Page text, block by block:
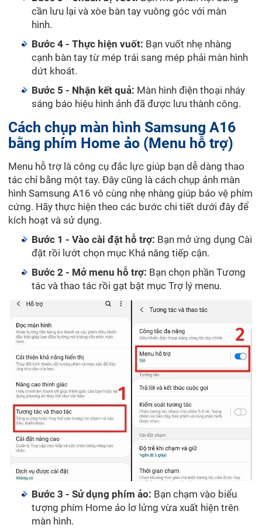
cần lưu lại và xòe bàn tay vuông góc với màn
hình.
Bước 4 - Thực hiện vuốt: Bạn vuốt nhẹ nhàng
cạnh bàn tay từ mép trái sang mép phải màn hình
dứt khoát.
Bước 5 - Nhận kết quả: Màn hình điện thoại nháy
sáng báo hiệu hình ảnh đã được lưu thành công.
Cách chụp màn hình Samsung A16
bằng phím Home ảo (Menu hỗ trợ)
Menu hỗ trợ là công cụ đắc lực giúp bạn dễ dàng thao
tác chỉ bằng một tay. Đây cũng là cách chụp ảnh màn
hình Samsung A16 vô cùng nhẹ nhàng giúp bảo vệ phím
cứng. Hãy thực hiện theo các bước chi tiết dưới đây để
kích hoạt và sử dụng.
Bước 1 - Vào cài đặt hỗ trợ: Bạn mở ứng dụng Cài
đặt rồi lướt chọn mục Khả năng tiếp cận.
Bước 2 - Mở menu hỗ trợ: Bạn chọn phần Tương
tác và thao tác rồi gạt bật mục Trợ lý menu.
Bước 3 - Sử dụng phím ảo: Bạn chạm vào biểu
tượng phím Home ảo lơ lửng vừa xuất hiện trên
màn hình.